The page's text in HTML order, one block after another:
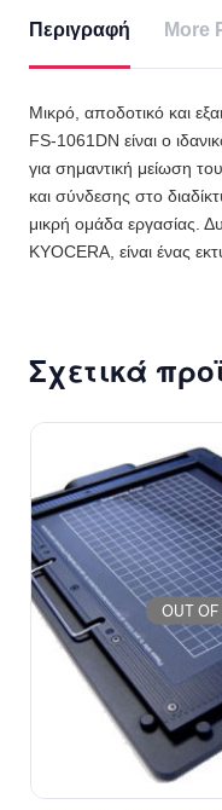
Περιγραφή More
Μικρό, αποδοτικό και
FS-1061DN είναι ο
για σημαντική μείωση
και σύνδεσης στο
μικρή ομάδα εργασίας.
KYOCERA, είναι ένας
Σχετικά
OUT OF